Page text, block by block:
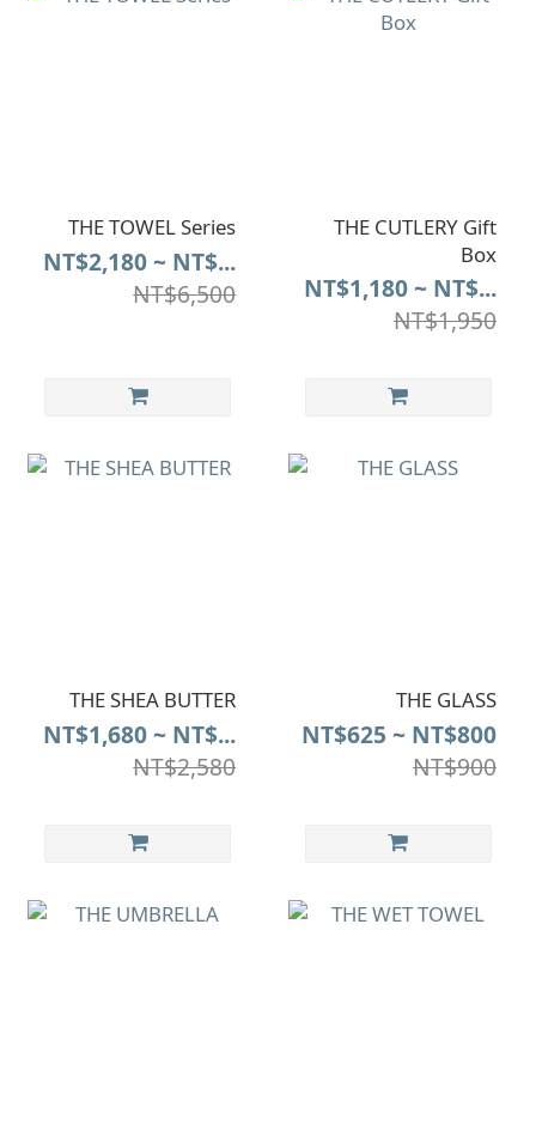
THE TOWEL Series
NT$2,180 ~ NT$...
NT$6,500
THE CUTLERY Gift
Box
NT$1,180 ~ NT$...
NT$1,950
THE SHEA BUTTER
NT$1,680 ~ NT$...
NT$2,580
THE GLASS
NT$625 ~ NT$800
NT$900